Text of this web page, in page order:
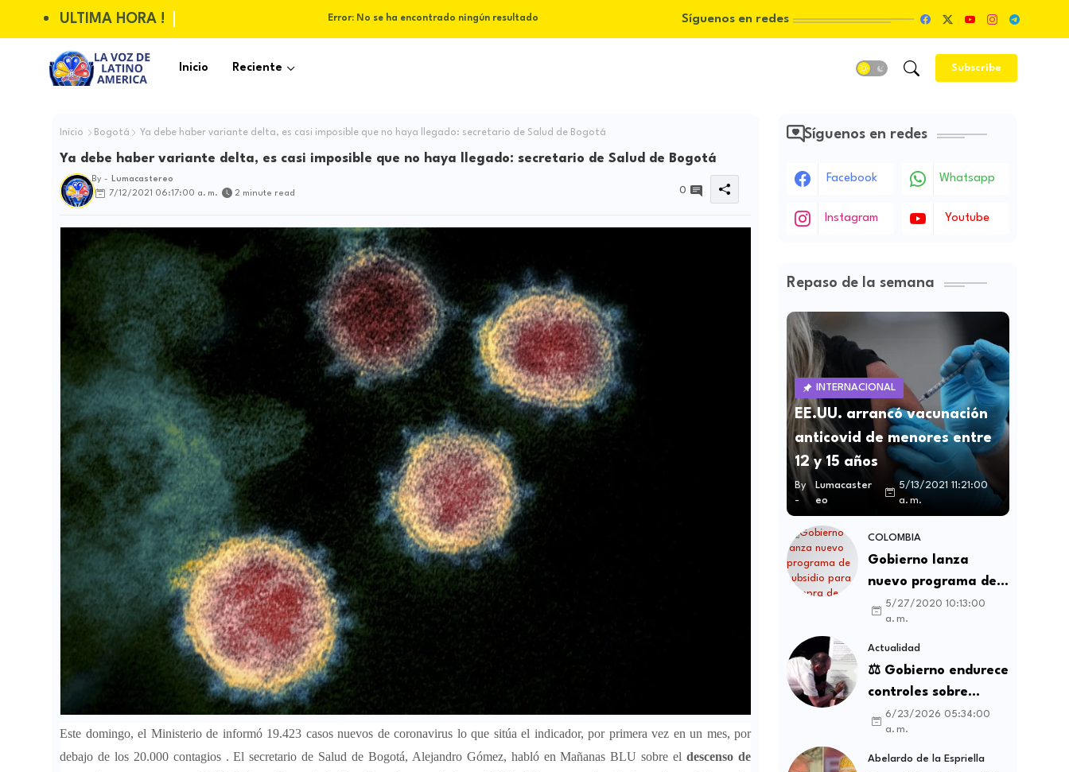
ULTIMA HORA ! Error: No se ha encontrado ningún resultado Síguenos en redes
Inicio Reciente Subscribe
Inicio Bogotá Ya debe haber variante delta, es casi imposible que no haya llegado: secretario de Salud de Bogotá
Ya debe haber variante delta, es casi imposible que no haya llegado: secretario de Salud de Bogotá
By -
Lumacastereo
7/12/2021 06:17:00 a. m.
2 minute read 0
Este domingo, el Ministerio de informó 19.423 casos nuevos de coronavirus lo que sitúa el indicador, por primera vez en un mes, por
debajo de los 20.000 contagios . El secretario de Salud de Bogotá, Alejandro Gómez, habló en Mañanas BLU sobre eldescenso de
Síguenos en redes
Facebook Whatsapp
Instagram Youtube
Repaso de la semana
INTERNACIONAL
EE.UU. arrancó vacunación
anticovid de menores entre
12 y 15 años
By
-
Lumacaster
eo
5/13/2021 11:21:00
a. m.
COLOMBIA
Gobierno lanza
nuevo programa de
subsidio para compra
de vivienda VIS y no
VIS
5/27/2020 10:13:00
a. m.
Actualidad
⚖️ Gobierno endurece
controles sobre
contratos sindicales
y busca frenar la
intermediación
6/23/2026 05:34:00
a. m.
Abelardo de la Espriella